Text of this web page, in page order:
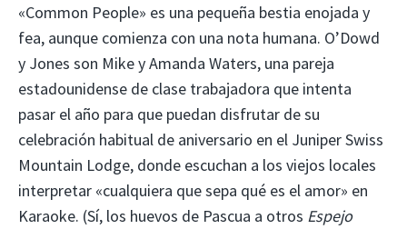
«Common People» es una pequeña bestia enojada y
fea, aunque comienza con una nota humana. O’Dowd
y Jones son Mike y Amanda Waters, una pareja
estadounidense de clase trabajadora que intenta
pasar el año para que puedan disfrutar de su
celebración habitual de aniversario en el Juniper Swiss
Mountain Lodge, donde escuchan a los viejos locales
interpretar «cualquiera que sepa qué es el amor» en
Karaoke. (Sí, los huevos de Pascua a otros Espejo